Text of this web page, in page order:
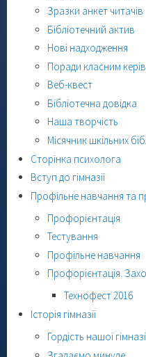
Зразки анкет читачів
Бібліотечний актив
Нові надходження
Поради класним
Веб-квест
Бібліотечна довідка
Наша творчість
Місячник шкільних
Сторінка психолога
Вступ до гімназії
Профільне навчання та
Профорієнтація
Тестування
Профільне навчання
Профорієнтація.
Технофест 2016
Історія гімназії
Гордість нашої